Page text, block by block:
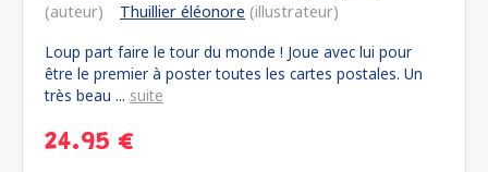
(auteur)
Thuillier éléonore (illustrateur)
Loup part faire le tour du monde ! Joue avec lui pour
être le premier à poster toutes les cartes postales. Un
très beau ... suite
24.95 €